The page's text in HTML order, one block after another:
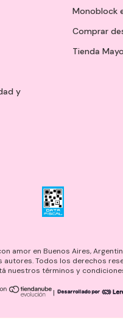
y
Monoblock
Comprar
Tienda
amor en Buenos Aires,
Todos los derechos
nuestros términos y
|